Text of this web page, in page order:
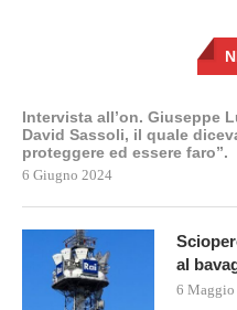
Intervista all’on. Giuseppe
David Sassoli, il quale
proteggere ed essere faro”.
6 Giugno 2024
al
6